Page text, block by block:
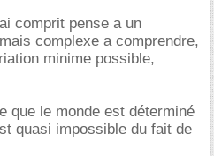
comprit pense a un
complexe a comprendre,
minime possible,
que le monde est déterminé
quasi impossible du fait de